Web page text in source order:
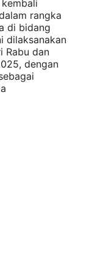
rangka
di bidang
dilaksanakan
Rabu dan
dengan